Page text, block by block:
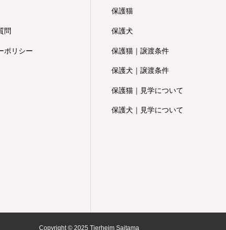
問
ポリシー
保護猫
保護犬
保護猫｜譲渡条件
保護犬｜譲渡条件
保護猫｜見学について
保護犬｜見学について
Copyright © 2025 Tierheim Saitama